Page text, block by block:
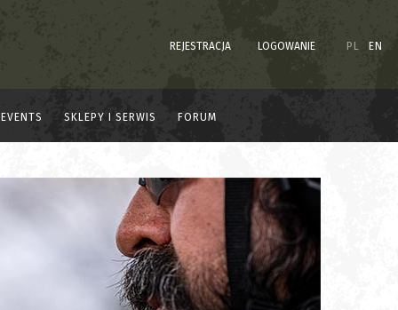
REJESTRACJA LOGOWANIE PL EN
EVENTS SKLEPY I SERWIS FORUM